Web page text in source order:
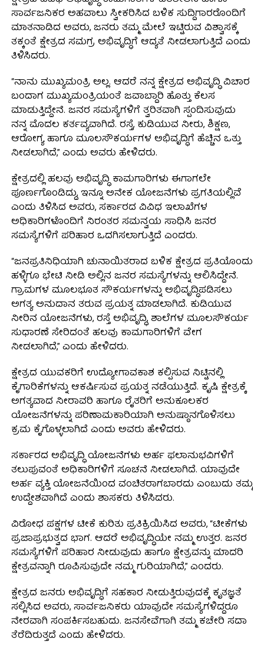
ಸಾರ್ವಜನಿಕರ ಅಹವಾಲು ಸ್ವೀಕರಿಸಿದ ಬಳಿಕ ಸುದ್ದಿಗಾರರೊಂದಿಗೆ
ಮಾತನಾಡಿದ ಅವರು, ಜನರು ತಮ್ಮ ಮೇಲೆ ಇಟ್ಟಿರುವ ವಿಶ್ವಾಸಕ್ಕೆ
ತಕ್ಕಂತೆ ಕ್ಷೇತ್ರದ ಸಮಗ್ರ ಅಭಿವೃದ್ಧಿಗೆ ಆದ್ಯತೆ ನೀಡಲಾಗುತ್ತಿದೆ ಎಂದು
ತಿಳಿಸಿದರು.
“ನಾನು ಮುಖ್ಯಮಂತ್ರಿ ಅಲ್ಲ. ಆದರೆ ನನ್ನ ಕ್ಷೇತ್ರದ ಅಭಿವೃದ್ಧಿ ವಿಚಾರ
ಬಂದಾಗ ಮುಖ್ಯಮಂತ್ರಿಯಂತೆ ಜವಾಬ್ದಾರಿ ಹೊತ್ತು ಕೆಲಸ
ಮಾಡುತ್ತಿದ್ದೇನೆ. ಜನರ ಸಮಸ್ಯೆಗಳಿಗೆ ತ್ವರಿತವಾಗಿ ಸ್ಪಂದಿಸುವುದು
ನನ್ನ ಮೊದಲ ಕರ್ತವ್ಯವಾಗಿದೆ. ರಸ್ತೆ, ಕುಡಿಯುವ ನೀರು, ಶಿಕ್ಷಣ,
ಆರೋಗ್ಯ ಹಾಗೂ ಮೂಲಸೌಕರ್ಯಗಳ ಅಭಿವೃದ್ಧಿಗೆ ಹೆಚ್ಚಿನ ಒತ್ತು
ನೀಡಲಾಗಿದೆ,” ಎಂದು ಅವರು ಹೇಳಿದರು.
ಕ್ಷೇತ್ರದಲ್ಲಿ ಹಲವು ಅಭಿವೃದ್ಧಿ ಕಾಮಗಾರಿಗಳು ಈಗಾಗಲೇ
ಪೂರ್ಣಗೊಂಡಿದ್ದು, ಇನ್ನೂ ಅನೇಕ ಯೋಜನೆಗಳು ಪ್ರಗತಿಯಲ್ಲಿವೆ
ಎಂದು ತಿಳಿಸಿದ ಅವರು, ಸರ್ಕಾರದ ವಿವಿಧ ಇಲಾಖೆಗಳ
ಅಧಿಕಾರಿಗಳೊಂದಿಗೆ ನಿರಂತರ ಸಮನ್ವಯ ಸಾಧಿಸಿ ಜನರ
ಸಮಸ್ಯೆಗಳಿಗೆ ಪರಿಹಾರ ಒದಗಿಸಲಾಗುತ್ತಿದೆ ಎಂದರು.
“ಜನಪ್ರತಿನಿಧಿಯಾಗಿ ಚುನಾಯಿತರಾದ ಬಳಿಕ ಕ್ಷೇತ್ರದ ಪ್ರತಿಯೊಂದು
ಹಳ್ಳಿಗೂ ಭೇಟಿ ನೀಡಿ ಅಲ್ಲಿನ ಜನರ ಸಮಸ್ಯೆಗಳನ್ನು ಆಲಿಸಿದ್ದೇನೆ.
ಗ್ರಾಮಗಳ ಮೂಲಭೂತ ಸೌಕರ್ಯಗಳನ್ನು ಅಭಿವೃದ್ಧಿಪಡಿಸಲು
ಅಗತ್ಯ ಅನುದಾನ ತರುವ ಪ್ರಯತ್ನ ಮಾಡಲಾಗಿದೆ. ಕುಡಿಯುವ
ನೀರಿನ ಯೋಜನೆಗಳು, ರಸ್ತೆ ಅಭಿವೃದ್ಧಿ, ಶಾಲೆಗಳ ಮೂಲಸೌಕರ್ಯ
ಸುಧಾರಣೆ ಸೇರಿದಂತೆ ಹಲವು ಕಾಮಗಾರಿಗಳಿಗೆ ವೇಗ
ನೀಡಲಾಗಿದೆ,” ಎಂದು ಹೇಳಿದರು.
ಕ್ಷೇತ್ರದ ಯುವಕರಿಗೆ ಉದ್ಯೋಗಾವಕಾಶ ಕಲ್ಪಿಸುವ ನಿಟ್ಟಿನಲ್ಲಿ
ಕೈಗಾರಿಕೆಗಳನ್ನು ಆಕರ್ಷಿಸುವ ಪ್ರಯತ್ನ ನಡೆಯುತ್ತಿದೆ. ಕೃಷಿ ಕ್ಷೇತ್ರಕ್ಕೆ
ಅಗತ್ಯವಾದ ನೀರಾವರಿ ಹಾಗೂ ರೈತರಿಗೆ ಅನುಕೂಲಕರ
ಯೋಜನೆಗಳನ್ನು ಪರಿಣಾಮಕಾರಿಯಾಗಿ ಅನುಷ್ಠಾನಗೊಳಿಸಲು
ಕ್ರಮ ಕೈಗೊಳ್ಳಲಾಗಿದೆ ಎಂದು ಅವರು ಹೇಳಿದರು.
ಸರ್ಕಾರದ ಅಭಿವೃದ್ಧಿ ಯೋಜನೆಗಳು ಅರ್ಹ ಫಲಾನುಭವಿಗಳಿಗೆ
ತಲುಪುವಂತೆ ಅಧಿಕಾರಿಗಳಿಗೆ ಸೂಚನೆ ನೀಡಲಾಗಿದೆ. ಯಾವುದೇ
ಅರ್ಹ ವ್ಯಕ್ತಿ ಯೋಜನೆಯಿಂದ ವಂಚಿತರಾಗಬಾರದು ಎಂಬುದು ತಮ್ಮ
ಉದ್ದೇಶವಾಗಿದೆ ಎಂದು ಶಾಸಕರು ತಿಳಿಸಿದರು.
ವಿರೋಧ ಪಕ್ಷಗಳ ಟೀಕೆ ಕುರಿತು ಪ್ರತಿಕ್ರಿಯಿಸಿದ ಅವರು, “ಟೀಕೆಗಳು
ಪ್ರಜಾಪ್ರಭುತ್ವದ ಭಾಗ. ಆದರೆ ಅಭಿವೃದ್ಧಿಯೇ ನಮ್ಮ ಉತ್ತರ. ಜನರ
ಸಮಸ್ಯೆಗಳಿಗೆ ಪರಿಹಾರ ನೀಡುವುದು ಹಾಗೂ ಕ್ಷೇತ್ರವನ್ನು ಮಾದರಿ
ಕ್ಷೇತ್ರವನ್ನಾಗಿ ರೂಪಿಸುವುದೇ ನಮ್ಮ ಗುರಿಯಾಗಿದೆ,” ಎಂದರು.
ಕ್ಷೇತ್ರದ ಜನರು ಅಭಿವೃದ್ಧಿಗೆ ಸಹಕಾರ ನೀಡುತ್ತಿರುವುದಕ್ಕೆ ಕೃತಜ್ಞತೆ
ಸಲ್ಲಿಸಿದ ಅವರು, ಸಾರ್ವಜನಿಕರು ಯಾವುದೇ ಸಮಸ್ಯೆಗಳಿದ್ದರೂ
ನೇರವಾಗಿ ಸಂಪರ್ಕಿಸಬಹುದು. ಜನಸೇವೆಗಾಗಿ ತಮ್ಮ ಕಚೇರಿ ಸದಾ
ತೆರೆದಿರುತ್ತದೆ ಎಂದು ಹೇಳಿದರು.